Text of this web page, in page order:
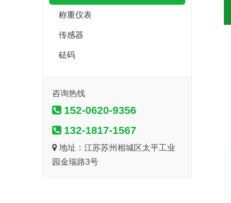
称重仪表
传感器
砝码
咨询热线
152-0620-9356
132-1817-1567
地址：江苏苏州相城区太平工业
园金瑞路3号